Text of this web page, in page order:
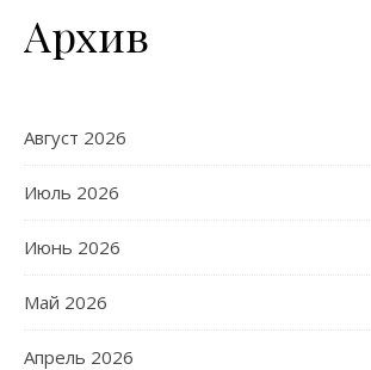
Архив
Август 2026
Июль 2026
Июнь 2026
Май 2026
Апрель 2026